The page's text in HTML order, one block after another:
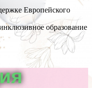
Европейского
образование